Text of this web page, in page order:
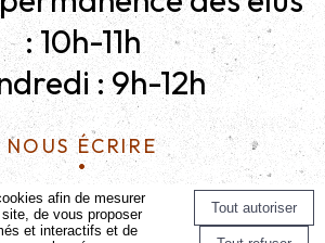
: 10h-11h
: 9h-12h
Nous écrire
Mentions légales
Centre France Solution Pro
afin de mesurer
de vous proposer
et interactifs et de